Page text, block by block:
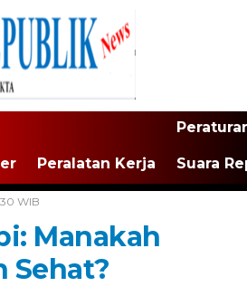
Peralatan Kerja Suara
WIB
Manakah
Sehat?